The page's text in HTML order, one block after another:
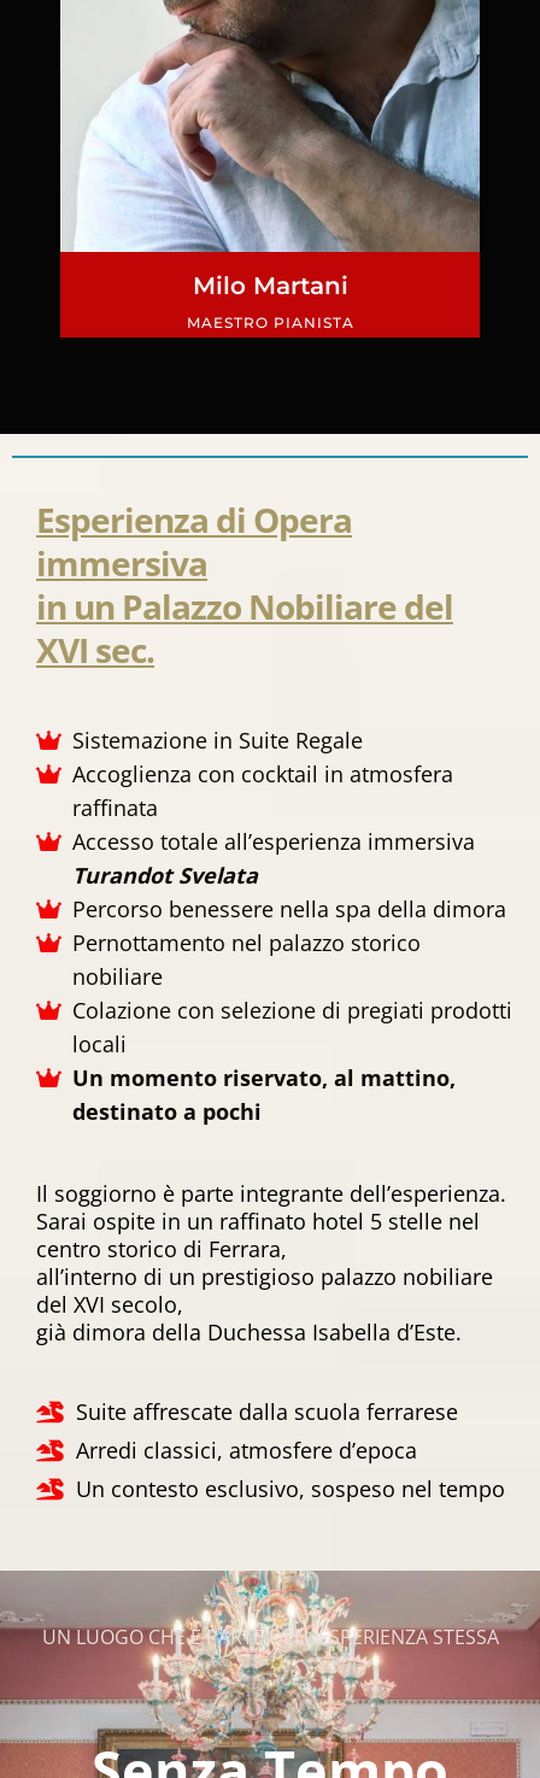
Milo Martani
MAESTRO PIANISTA
Esperienza di Opera
immersiva
in un Palazzo Nobiliare del
XVI sec.
Sistemazione in Suite Regale
Accoglienza con cocktail in atmosfera
raffinata
Accesso totale all’esperienza immersiva
Turandot Svelata
Percorso benessere nella spa della dimora
Pernottamento nel palazzo storico
nobiliare
Colazione con selezione di pregiati prodotti
locali
Un momento riservato, al mattino,
destinato a pochi
Il soggiorno è parte integrante dell’esperienza.
Sarai ospite in un raffinato hotel 5 stelle nel
centro storico di Ferrara,
all’interno di un prestigioso palazzo nobiliare
del XVI secolo,
già dimora della Duchessa Isabella d’Este.
Suite affrescate dalla scuola ferrarese
Arredi classici, atmosfere d’epoca
Un contesto esclusivo, sospeso nel tempo
UN LUOGO CHE È PARTE DELL'ESPERIENZA STESSA